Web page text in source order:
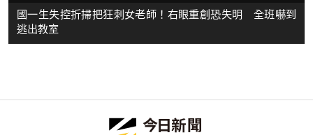
國一生失控折掃把狂刺女老師！右眼重創恐失明 全班嚇到
逃出教室